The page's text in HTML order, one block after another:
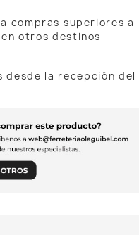
compras superiores a
otros destinos
desde la recepción del